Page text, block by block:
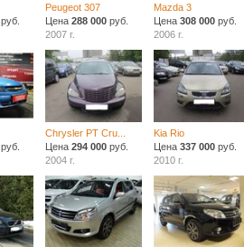
руб.
Peugeot 307
Цена 288 000руб.
2007 г.
Mazda 3
Цена 308 000руб.
2006 г.
руб.
Chrysler PT Cru...
Цена 294 000руб.
2004 г.
Kia Rio
Цена 337 000руб.
2010 г.